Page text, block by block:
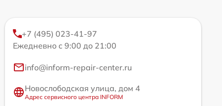
+7 (495) 023-41-97
Ежедневно с 9:00 до 21:00
info@inform-repair-center.ru
Новослободская улица, дом 4
Адрес сервисного центра INFORM